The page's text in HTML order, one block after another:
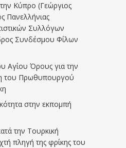
Κύπρο (Γεώργιος
Πανελλήνιας
Συλλόγων
Συνδέσμου Φίλων
Αγίου Όρους για την
του Πρωθυπουργού
στην εκπομπή
την Τουρκική
πληγή της φρίκης του